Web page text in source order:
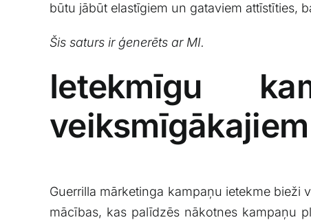
būtu jābūt​ elastīgiem un gataviem attīstīties,
Šis saturs⁣ ir ģenerēts ar MI.
Ietekmīgu
Guerrilla mārketinga kampaņu⁢ ietekme
‍mācības, kas⁤ palīdzēs ‌nākotnes kampaņu